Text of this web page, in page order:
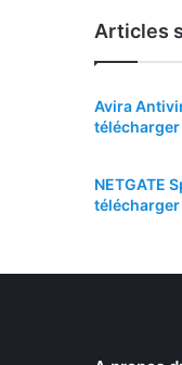
Articles
Avira
NETGATE